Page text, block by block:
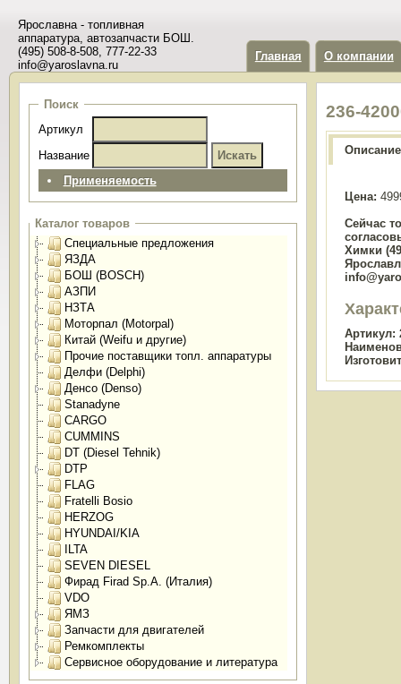
Ярославна - топливная
аппаратура, автозапчасти БОШ.
(495) 508-8-508, 777-22-33
info@yaroslavna.ru
Главная О компании
Поиск
Артикул
Название
Применяемость
Каталог товаров
Специальные предложения
ЯЗДА
БОШ (BOSCH)
АЗПИ
НЗТА
Моторпал (Motorpal)
Китай (Weifu и другие)
Прочие поставщики топл. аппаратуры
Делфи (Delphi)
Денсо (Denso)
Stanadyne
CARGO
CUMMINS
DT (Diesel Tehnik)
DTP
FLAG
Fratelli Bosio
HERZOG
HYUNDAI/KIA
ILTA
SEVEN DIESEL
Фирад Firad Sp.A. (Италия)
VDO
ЯМЗ
Запчасти для двигателей
Ремкомплекты
Сервисное оборудование и литература
236-
Описание
Цена:
Сейчас
Химки
Артикул: